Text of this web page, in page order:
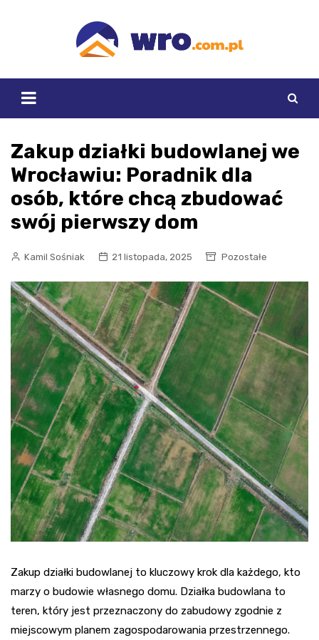
Zakup działki budowlanej we
Wrocławiu: Poradnik dla
osób, które chcą zbudować
swój pierwszy dom
Kamil Sośniak 21 listopada, 2025 Pozostałe
Zakup działki budowlanej to kluczowy krok dla każdego, kto
marzy o budowie własnego domu. Działka budowlana to
teren, który jest przeznaczony do zabudowy zgodnie z
miejscowym planem zagospodarowania przestrzennego.